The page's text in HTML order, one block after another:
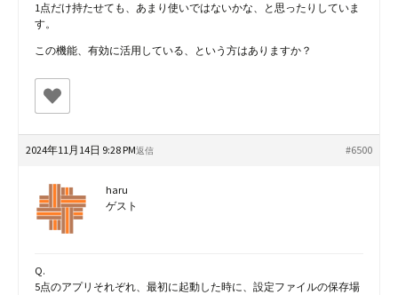
1点だけ持たせても、あまり使いではないかな、と思ったりしていま
す。
この機能、有効に活用している、という方はありますか？
2024年11月14日 9:28 PM #6500
返信
haru
ゲスト
Q.
5点のアプリそれぞれ、最初に起動した時に、設定ファイルの保存場